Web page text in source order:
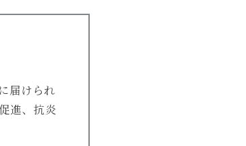
届けられ
進、抗炎